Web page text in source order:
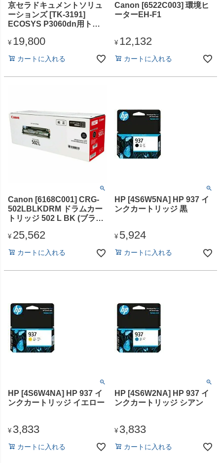
京セラドキュメントソリュ
ーションズ [TK-3191]
ECOSYS P3060dn用トナ
ジ印字可能)
¥ 19,800
カートに入れる
Canon [6522C003] 環境ヒ
ーターEH-F1
¥ 12,132
カートに入れる
Canon [6168C001] CRG-
502LBLKDRM ドラムカー
トリッジ 502 L BK (ブラッ
¥ 25,562
カートに入れる
HP [4S6W5NA] HP 937 イ
ンクカートリッジ 黒
¥ 5,924
カートに入れる
HP [4S6W4NA] HP 937 イ
ンクカートリッジ イエロー
¥ 3,833
カートに入れる
HP [4S6W2NA] HP 937 イ
ンクカートリッジ シアン
¥ 3,833
カートに入れる